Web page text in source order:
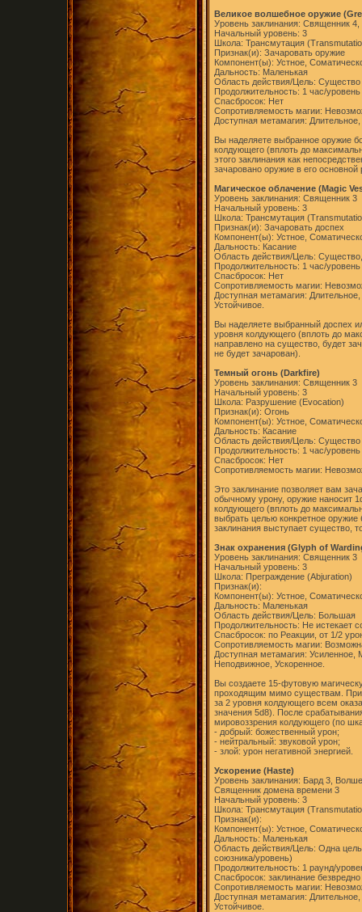
Великое волшебное оружие
Уровень заклинания: Священник
Начальный уровень: 3
Школа: Трансмутация
Признак(и): Зачаровать оружие
Компонент(ы): Устное,
Дальность: Маленькая
Область действия/Цель: Существо
Продолжительность: 1 час/уровень
Спасбросок: Нет
Сопротивляемость магии:
Доступная метамагия:
Вы наделяете выбранное оружие
колдующего (вплоть до
этого заклинания как
зачаровано оружие в его основной
Магическое облачение (Magic
Уровень заклинания: Священник 3
Начальный уровень: 3
Школа: Трансмутация
Признак(и): Зачаровать доспех
Компонент(ы): Устное,
Дальность: Касание
Область действия/Цель:
Продолжительность: 1 час/уровень
Спасбросок: Нет
Сопротивляемость магии:
Доступная метамагия:
Устойчивое.
Вы наделяете выбранный доспех
уровня колдующего (вплоть до
направлено на существо, будет
не будет зачарован).
Темный огонь (Darkfire)
Уровень заклинания: Священник 3
Начальный уровень: 3
Школа: Разрушение (Evocation)
Признак(и): Огонь
Компонент(ы): Устное,
Дальность: Касание
Область действия/Цель: Существо
Продолжительность: 1 час/уровень
Спасбросок: Нет
Сопротивляемость магии:
Это заклинание позволяет вам
обычному урону, оружие наносит
колдующего (вплоть до
выбрать целью конкретное оружие
заклинания выступает существо,
Знак охранения (Glyph of
Уровень заклинания: Священник 3
Начальный уровень: 3
Школа: Преграждение (Abjuration)
Признак(и):
Компонент(ы): Устное,
Дальность: Маленькая
Область действия/Цель: Большая
Продолжительность: Не истекает
Спасбросок: по Реакции, от 1/2
Сопротивляемость магии:
Доступная метамагия: Усиленное,
Неподвижное, Ускоренное.
Вы создаете 15-футовую
проходящим мимо существам. При
за 2 уровня колдующего всем
значения 5d8). После
мировоззрения колдующего (по
- добрый: божественный урон;
- нейтральный: звуковой урон;
- злой: урон негативной энергией.
Ускорение (Haste)
Уровень заклинания: Бард 3,
Священник домена времени 3
Начальный уровень: 3
Школа: Трансмутация
Признак(и):
Компонент(ы): Устное,
Дальность: Маленькая
Область действия/Цель: Одна
союзника/уровень)
Продолжительность: 1 раунд/
Спасбросок: заклинание безвредно
Сопротивляемость магии:
Доступная метамагия:
Устойчивое.